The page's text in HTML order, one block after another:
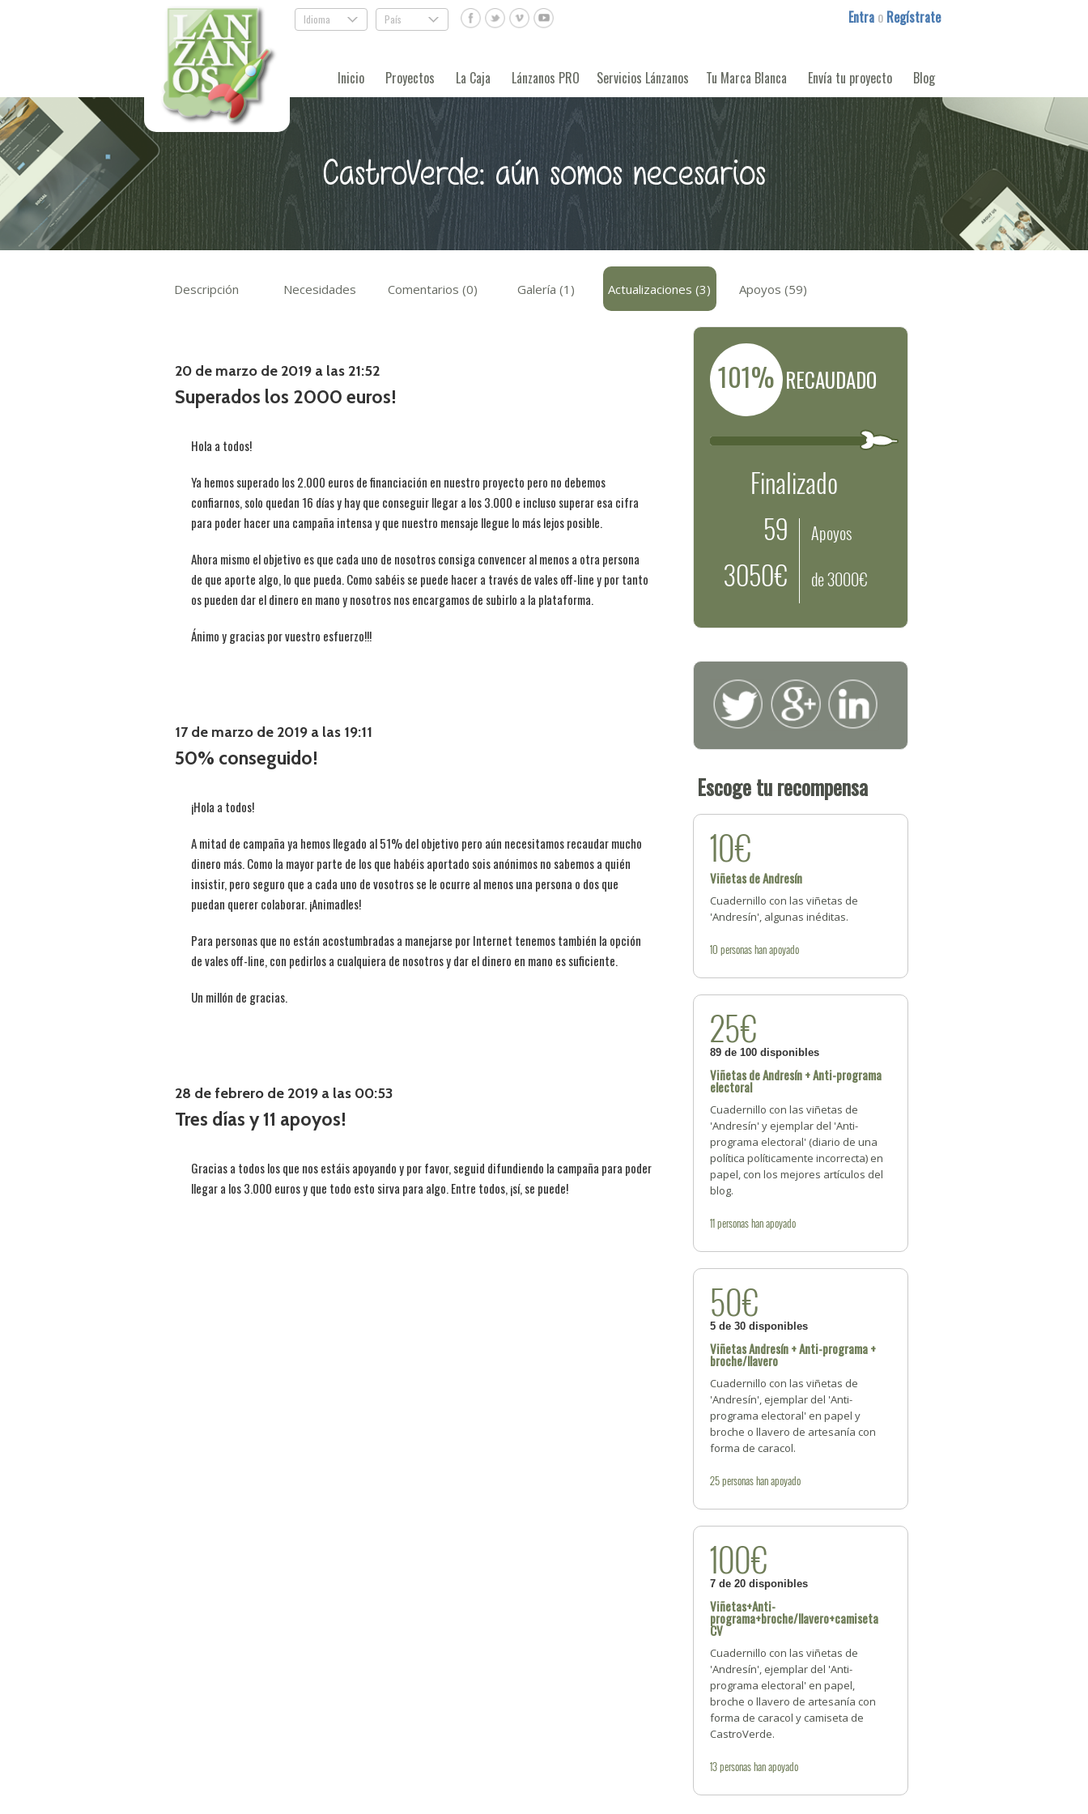
Idioma . País . Entra o Regístrate
Inicio Proyectos La Caja Lánzanos PRO Servicios Lánzanos Tu Marca Blanca Envía tu proyecto Blog
CastroVerde: aún somos necesarios
Descripción Necesidades Comentarios (0) Galería (1) Actualizaciones (3) Apoyos (59)
20 de marzo de 2019 a las 21:52
Superados los 2000 euros!
Hola a todos!
Ya hemos superado los 2.000 euros de financiación en nuestro proyecto pero no debemos
confiarnos, solo quedan 16 días y hay que conseguir llegar a los 3.000 e incluso superar esa cifra
para poder hacer una campaña intensa y que nuestro mensaje llegue lo más lejos posible.
Ahora mismo el objetivo es que cada uno de nosotros consiga convencer al menos a otra persona
de que aporte algo, lo que pueda. Como sabéis se puede hacer a través de vales off-line y por tanto
os pueden dar el dinero en mano y nosotros nos encargamos de subirlo a la plataforma.
Ánimo y gracias por vuestro esfuerzo!!!
17 de marzo de 2019 a las 19:11
50% conseguido!
¡Hola a todos!
A mitad de campaña ya hemos llegado al 51% del objetivo pero aún necesitamos recaudar mucho
dinero más. Como la mayor parte de los que habéis aportado sois anónimos no sabemos a quién
insistir, pero seguro que a cada uno de vosotros se le ocurre al menos una persona o dos que
puedan querer colaborar. ¡Animadles!
Para personas que no están acostumbradas a manejarse por Internet tenemos también la opción
de vales off-line, con pedirlos a cualquiera de nosotros y dar el dinero en mano es suficiente.
Un millón de gracias.
28 de febrero de 2019 a las 00:53
Tres días y 11 apoyos!
Gracias a todos los que nos estáis apoyando y por favor, seguid difundiendo la campaña para poder
llegar a los 3.000 euros y que todo esto sirva para algo. Entre todos, ¡sí, se puede!
101% RECAUDADO
Finalizado
59
3050€
Apoyos
de 3000€
Escoge tu recompensa
10€
Viñetas de Andresín
Cuadernillo con las viñetas de
'Andresín', algunas inéditas.
10personashan apoyado
25€
89 de 100 disponibles
Viñetas de Andresín + Anti-programa
electoral
Cuadernillo con las viñetas de
'Andresín' y ejemplar del 'Anti-
programa electoral' (diario de una
política políticamente incorrecta) en
papel, con los mejores artículos del
blog.
11personashan apoyado
50€
5 de 30 disponibles
Viñetas Andresín + Anti-programa +
broche/llavero
Cuadernillo con las viñetas de
'Andresín', ejemplar del 'Anti-
programa electoral' en papel y
broche o llavero de artesanía con
forma de caracol.
25personashan apoyado
100€
7 de 20 disponibles
Viñetas+Anti-
programa+broche/llavero+camiseta
CV
Cuadernillo con las viñetas de
'Andresín', ejemplar del 'Anti-
programa electoral' en papel,
broche o llavero de artesanía con
forma de caracol y camiseta de
CastroVerde.
13personashan apoyado